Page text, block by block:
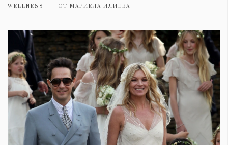
WELLNESS ОТ МАРИЕЛА ИЛИЕВА